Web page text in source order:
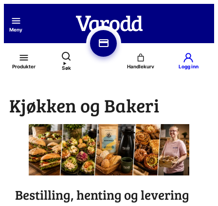
Meny
Produkter Søk Logg inn
Kjøkken og Bakeri
Bestilling, henting og levering